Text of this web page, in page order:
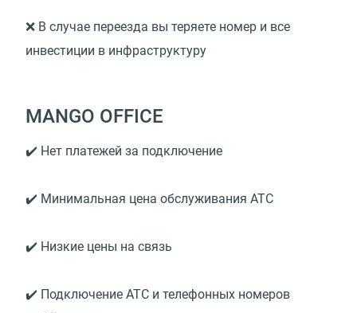
❌ В случае переезда вы теряете номер и все
инвестиции в инфраструктуру
MANGO OFFICE
✔️ Нет платежей за подключение
✔️ Минимальная цена обслуживания АТС
✔️ Низкие цены на связь
✔️ Подключение АТС и телефонных номеров